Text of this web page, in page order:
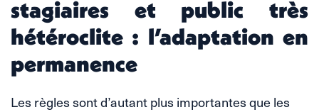
stagiaires et public très
hétéroclite : l’adaptation en
permanence
Les règles sont d’autant plus importantes que les